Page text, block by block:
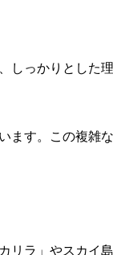
しっかりとした理
ます。この複雑
リラ」やスカイ